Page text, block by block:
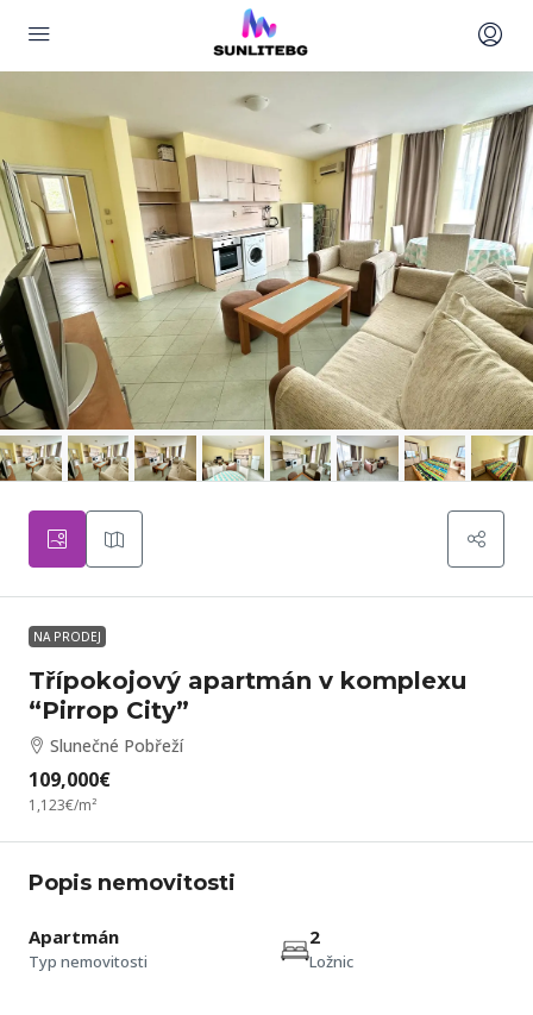
NA PRODEJ
Třípokojový apartmán v komplexu
“Pirrop City”
Slunečné Pobřeží
109,000€
1,123€/m²
Popis nemovitosti
Apartmán
Typ nemovitosti
2
Ložnic